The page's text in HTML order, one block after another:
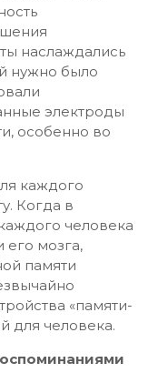
наслаждались
нужно было
электроды
особенно во
каждого
Когда в
человека
его мозга,
памяти
«памяти-
для человека.